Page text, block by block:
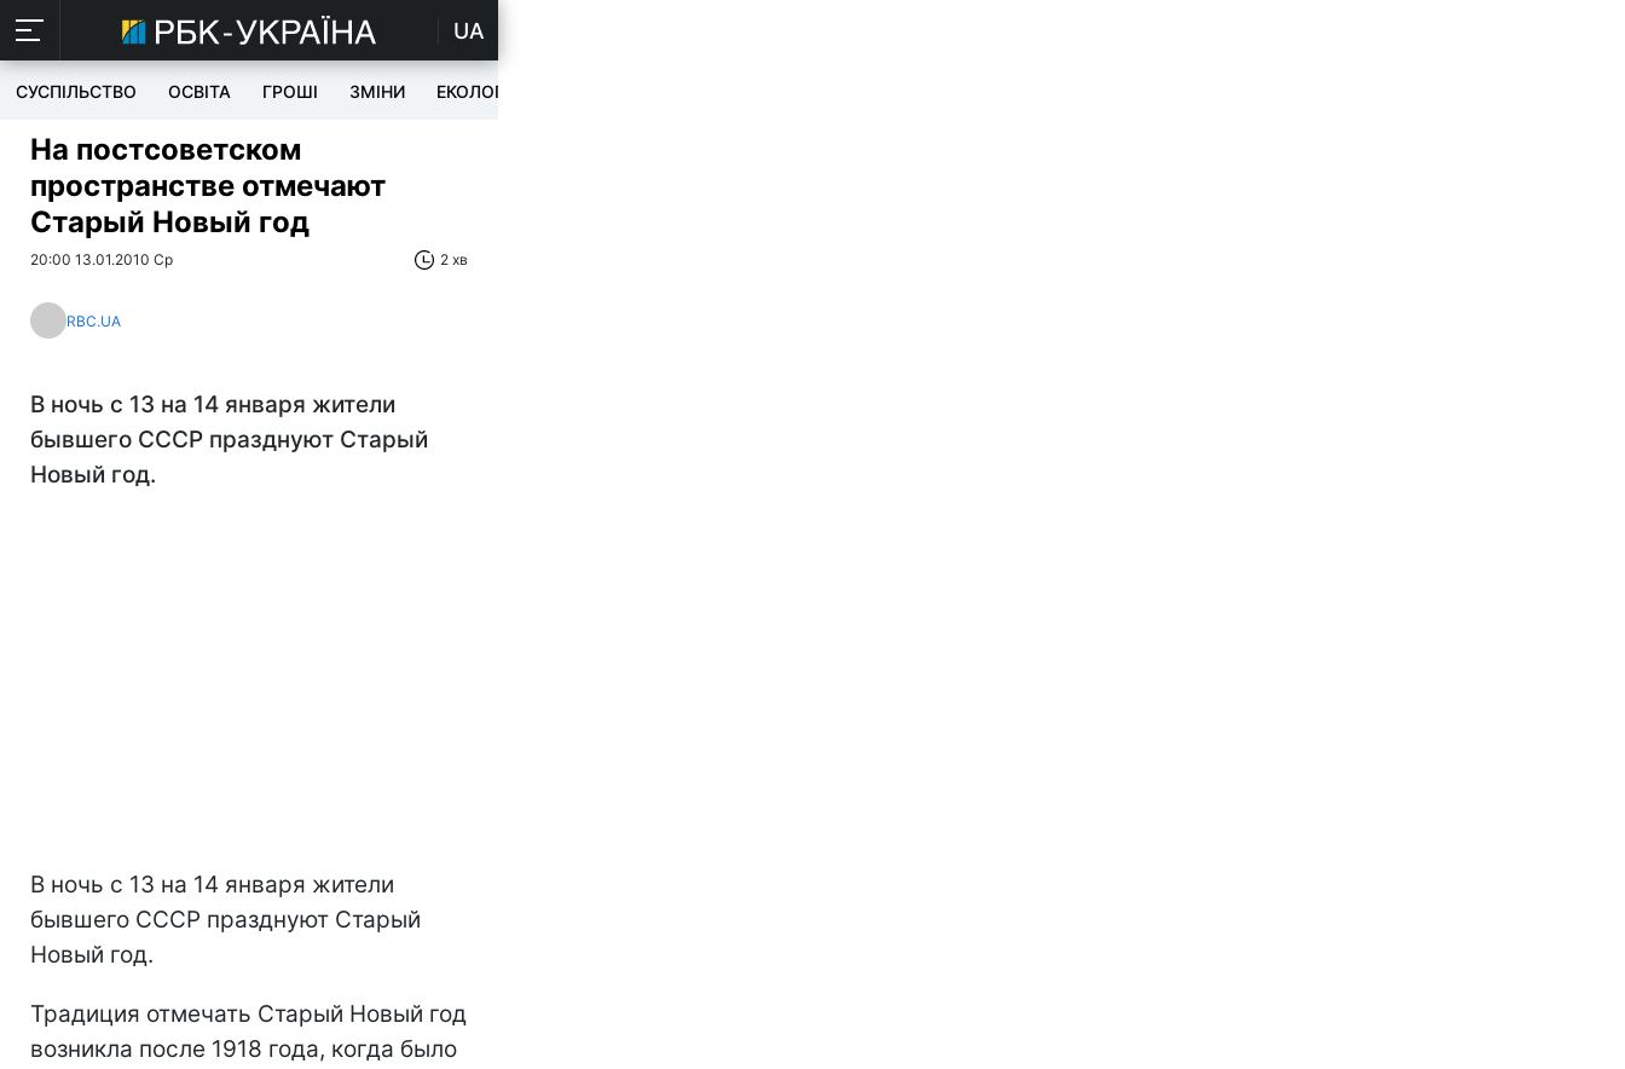
UA
СУСПІЛЬСТВО ОСВІТА ГРОШІ ЗМІНИ ЕКОЛОГІЯ
На постсоветском
пространстве отмечают
Старый Новый год
20:00 13.01.2010 Ср 2 хв
RBC.UA
В ночь с 13 на 14 января жители
бывшего СССР празднуют Старый
Новый год.
В ночь с 13 на 14 января жители
бывшего СССР празднуют Старый
Новый год.
Традиция отмечать Старый Новый год
возникла после 1918 года, когда было